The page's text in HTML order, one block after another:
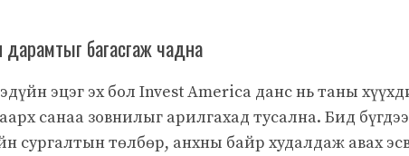
дарамтыг багасгаж чадна
эцэг эх бол Invest America данс нь таны
санаа зовнилыг арилгахад тусална. Бид
сургалтын төлбөр, анхны байр худалдаж авах